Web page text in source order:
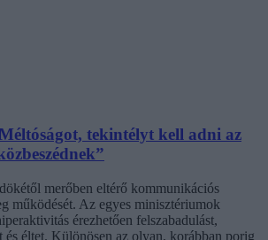
tekintélyt kell adni az
merőben eltérő kommunikációs
működését. Az egyes minisztériumok
érezhetően felszabadulást,
és éltet. Különösen az olyan, korábban porig